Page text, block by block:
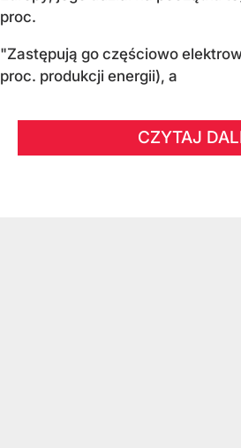
proc.
"Zastępują go częściowo
proc. produkcji energii), a
CZYTAJ